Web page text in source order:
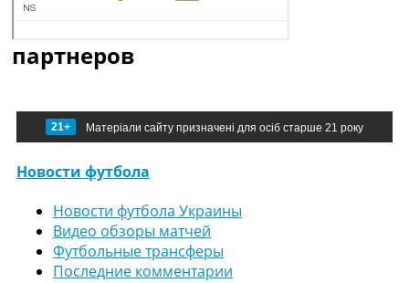
партнеров
21+ Матеріали сайту призначені для осіб старше 21 року
Новости футбола
Новости футбола Украины
Видео обзоры матчей
Футбольные трансферы
Последние комментарии